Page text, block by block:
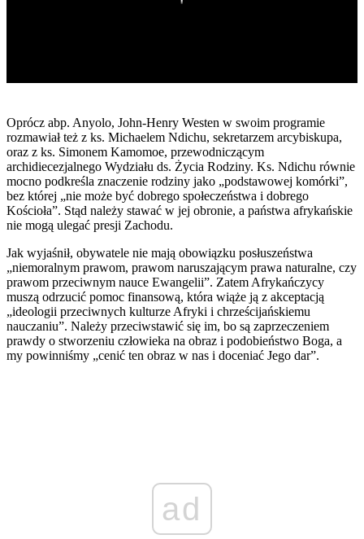
Oprócz abp. Anyolo, John-Henry Westen w swoim programie
rozmawiał też z ks. Michaelem Ndichu, sekretarzem arcybiskupa,
oraz z ks. Simonem Kamomoe, przewodniczącym
archidiecezjalnego Wydziału ds. Życia Rodziny. Ks. Ndichu równie
mocno podkreśla znaczenie rodziny jako „podstawowej komórki”,
bez której „nie może być dobrego społeczeństwa i dobrego
Kościoła”. Stąd należy stawać w jej obronie, a państwa afrykańskie
nie mogą ulegać presji Zachodu.
Jak wyjaśnił, obywatele nie mają obowiązku posłuszeństwa
„niemoralnym prawom, prawom naruszającym prawa naturalne, czy
prawom przeciwnym nauce Ewangelii”. Zatem Afrykańczycy
muszą odrzucić pomoc finansową, która wiąże ją z akceptacją
„ideologii przeciwnych kulturze Afryki i chrześcijańskiemu
nauczaniu”. Należy przeciwstawić się im, bo są zaprzeczeniem
prawdy o stworzeniu człowieka na obraz i podobieństwo Boga, a
my powinniśmy „cenić ten obraz w nas i doceniać Jego dar”.
ad